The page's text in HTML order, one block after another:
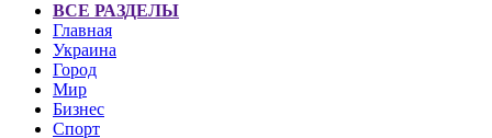
ВСЕ РАЗДЕЛЫ
Главная
Украина
Город
Мир
Бизнес
Спорт